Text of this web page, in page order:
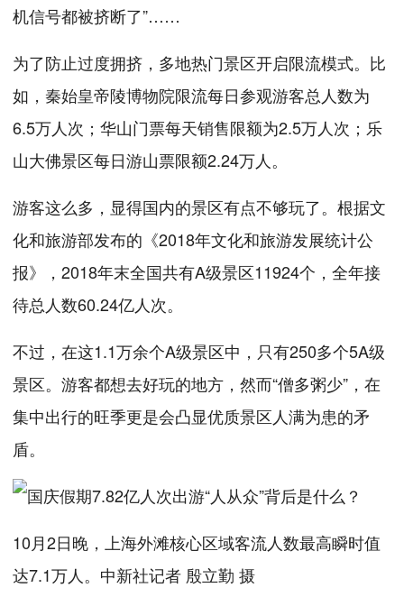
机信号都被挤断了”……
为了防止过度拥挤，多地热门景区开启限流模式。比
如，秦始皇帝陵博物院限流每日参观游客总人数为
6.5万人次；华山门票每天销售限额为2.5万人次；乐
山大佛景区每日游山票限额2.24万人。
游客这么多，显得国内的景区有点不够玩了。根据文
化和旅游部发布的《2018年文化和旅游发展统计公
报》，2018年末全国共有A级景区11924个，全年接
待总人数60.24亿人次。
不过，在这1.1万余个A级景区中，只有250多个5A级
景区。游客都想去好玩的地方，然而“僧多粥少”，在
集中出行的旺季更是会凸显优质景区人满为患的矛
盾。
10月2日晚，上海外滩核心区域客流人数最高瞬时值
达7.1万人。中新社记者 殷立勤 摄